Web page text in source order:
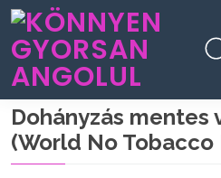
Dohányzás mentes
(World No Tobacco